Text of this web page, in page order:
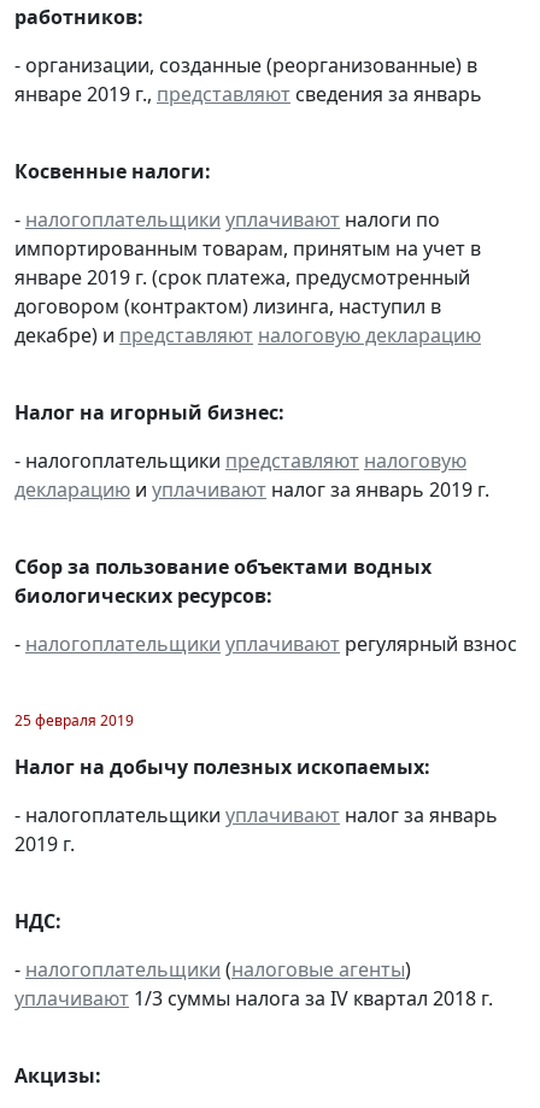
работников:
- организации, созданные (реорганизованные) в
январе 2019 г., представляют сведения за январь
Косвенные налоги:
- налогоплательщики уплачивают налоги по
импортированным товарам, принятым на учет в
январе 2019 г. (срок платежа, предусмотренный
договором (контрактом) лизинга, наступил в
декабре) и представляют налоговую декларацию
Налог на игорный бизнес:
- налогоплательщики представляют налоговую
декларацию и уплачивают налог за январь 2019 г.
Сбор за пользование объектами водных
биологических ресурсов:
- налогоплательщики уплачивают регулярный взнос
25 февраля 2019
Налог на добычу полезных ископаемых:
- налогоплательщики уплачивают налог за январь
2019 г.
НДС:
- налогоплательщики (налоговые агенты)
уплачивают 1/3 суммы налога за IV квартал 2018 г.
Акцизы: